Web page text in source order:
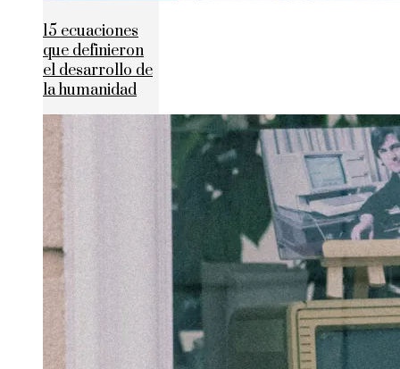
15 ecuaciones
que definieron
el desarrollo de
la humanidad